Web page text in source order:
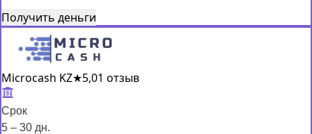
Получить деньги
Microcash KZ★5,01 отзыв
Срок
5 – 30 дн.